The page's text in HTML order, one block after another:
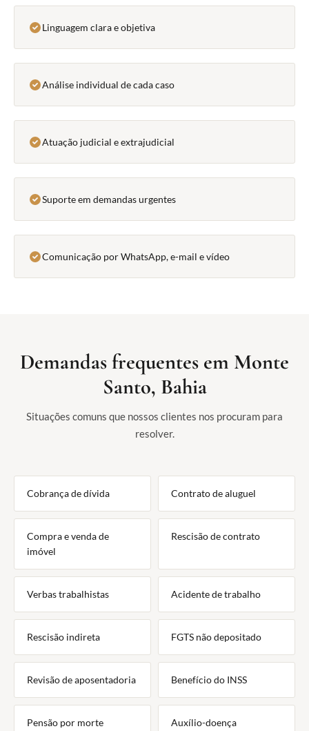
Linguagem clara e objetiva
Análise individual de cada caso
Atuação judicial e extrajudicial
Suporte em demandas urgentes
Comunicação por WhatsApp, e-mail e vídeo
Demandas frequentes em Monte
Santo, Bahia
Situações comuns que nossos clientes nos procuram para
resolver.
Cobrança de dívida Contrato de aluguel
Compra e venda de
imóvel
Rescisão de contrato
Verbas trabalhistas Acidente de trabalho
Rescisão indireta FGTS não depositado
Revisão de aposentadoria Benefício do INSS
Pensão por morte Auxílio-doença